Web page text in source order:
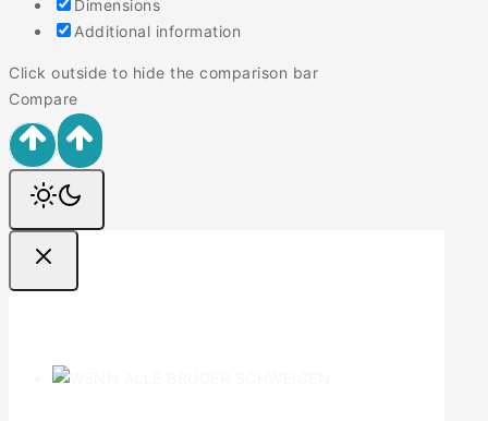
Dimensions
Additional information
Click outside to hide the comparison bar
Compare